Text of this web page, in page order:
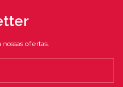
ofertas.